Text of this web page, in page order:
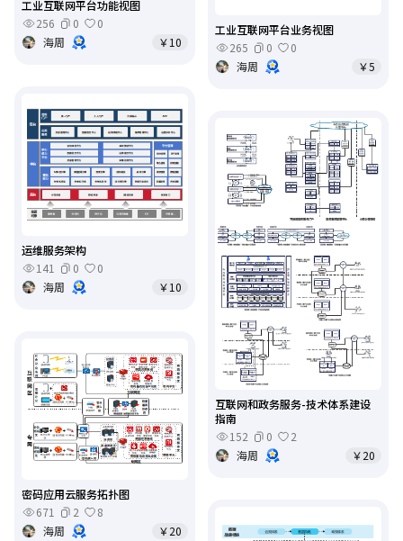
工业互联网平台功能视图
256
0
0
海周
￥10
工业互联网平台业务视图
265
0
0
海周
￥5
运维服务架构
141
0
0
海周
￥10
互联网和政务服务-技术体系建设
指南
152
0
2
海周
￥20
密码应用云服务拓扑图
671
2
8
海周
￥20